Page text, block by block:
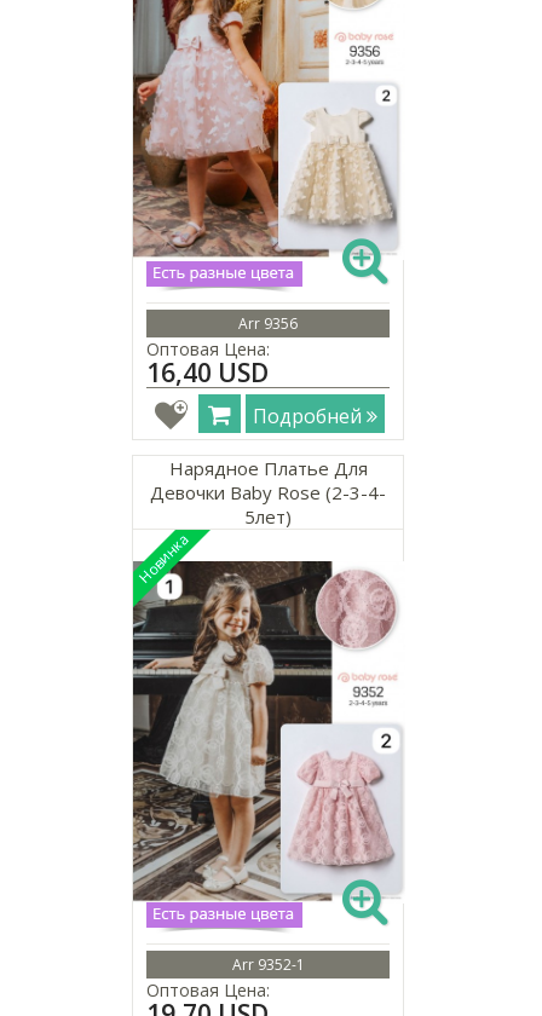
Arr 9356
Оптовая Цена:
16,40 USD
Подробней
Нарядное Платье Для
Девочки Baby Rose (2-3-4-
5лет)
Arr 9352-1
Оптовая Цена: